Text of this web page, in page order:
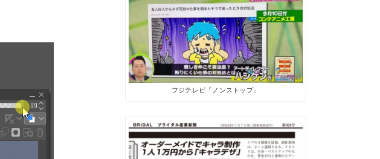
ブログは最高の武器になり
ます。数字が伸びてくれ
ば、商品やサービスを売る
ためのプロモーションツー
ルになるうえに、広告収入
やアフィリエイト報酬も見
込めます。 そこで、月間28
万PVを誇るブロ...
フジテレビ「ノンストップ」